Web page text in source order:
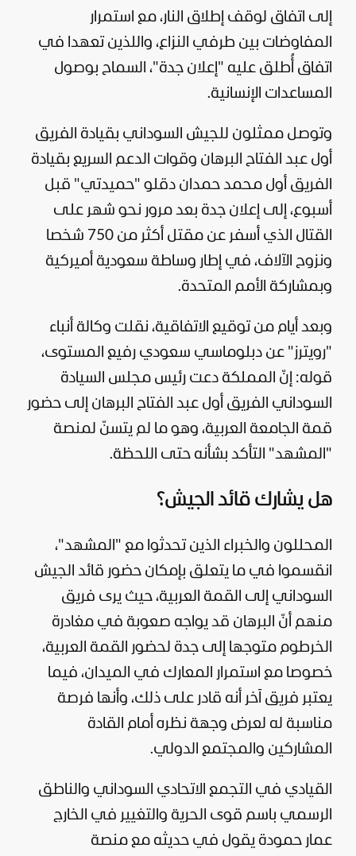
إلى اتفاق لوقف إطلاق النار، مع استمرار
المفاوضات بين طرفي النزاع، واللذين تعهدا في
اتفاق أُطلق عليه "إعلان جدة"، السماح بوصول
المساعدات الإنسانية.
وتوصل ممثلون للجيش السوداني بقيادة الفريق
أول عبد الفتاح البرهان وقوات الدعم السريع بقيادة
الفريق أول محمد حمدان دقلو "حميدتي" قبل
أسبوع، إلى إعلان جدة بعد مرور نحو شهر على
القتال الذي أسفر عن مقتل أكثر من 750 شخصا
ونزوح الآلاف، في إطار وساطة سعودية أميركية
وبمشاركة الأمم المتحدة.
وبعد أيام من توقيع الاتفاقية، نقلت وكالة أنباء
"رويترز" عن دبلوماسي سعودي رفيع المستوى،
قوله: إنّ المملكة دعت رئيس مجلس السيادة
السوداني الفريق أول عبد الفتاح البرهان إلى حضور
قمة الجامعة العربية، وهو ما لم يتسنّ لمنصة
" المشهد" التأكد بشأنه حتى اللحظة.
هل يشارك قائد الجيش؟
المحللون والخبراء الذين تحدثوا مع "المشهد"،
انقسموا في ما يتعلق بإمكان حضور قائد الجيش
السوداني إلى القمة العربية، حيث يرى فريق
منهم أنّ البرهان قد يواجه صعوبة في مغادرة
الخرطوم متوجها إلى جدة لحضور القمة العربية،
خصوصا مع استمرار المعارك في الميدان، فيما
يعتبر فريق آخر أنه قادر على ذلك، وأنها فرصة
مناسبة له لعرض وجهة نظره أمام القادة
المشاركين والمجتمع الدولي.
القيادي في التجمع الاتحادي السوداني والناطق
الرسمي باسم قوى الحرية والتغيير في الخارج
عمار حمودة يقول في حديثه مع منصة